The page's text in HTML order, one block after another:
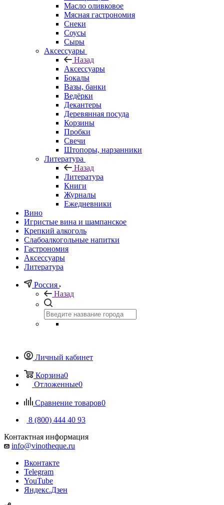
Масло оливковое
Мясная гастрономия
Снеки
Соусы
Сыры
Аксессуары
Назад
Аксессуары
Бокалы
Вазы, банки
Ведёрки
Декантеры
Деревянная посуда
Корзины
Пробки
Свечи
Штопоры, нарзанники
Литература
Назад
Литература
Книги
Журналы
Ежедневники
Вино
Игристые вина и шампанское
Крепкий алкоголь
Слабоалкогольные напитки
Гастрономия
Аксессуары
Литература
Россия
Назад
Личный кабинет
Корзина0
Отложенные0
Сравнение товаров0
8 (800) 444 40 93
Контактная информация
info@vinotheque.ru
Вконтакте
Telegram
YouTube
Яндекс.Дзен